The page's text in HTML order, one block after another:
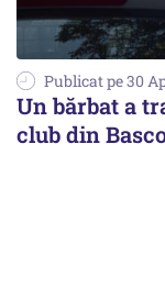
Publicat pe 30
Un bărbat a
club din